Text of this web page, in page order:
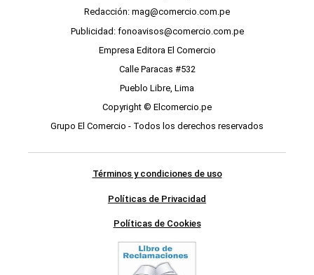
Redacción: mag@comercio.com.pe
Publicidad: fonoavisos@comercio.com.pe
Empresa Editora El Comercio
Calle Paracas #532
Pueblo Libre, Lima
Copyright © Elcomercio.pe
Grupo El Comercio - Todos los derechos reservados
Términos y condiciones de uso
Políticas de Privacidad
Políticas de Cookies